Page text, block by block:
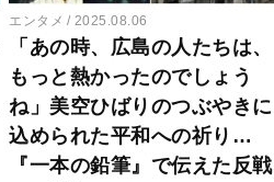
エンタメ 2025.08.06
「あの時、広島の人たちは、
もっと熱かったのでしょう
ね」美空ひばりのつぶやきに
込められた平和への祈り…
『一本の鉛筆』で伝えた反戦